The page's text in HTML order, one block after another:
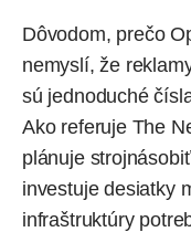
Dôvodom, prečo
nemyslí, že
sú jednoduché
Ako referujeThe
plánuje
investuje desiatky
infraštruktúry